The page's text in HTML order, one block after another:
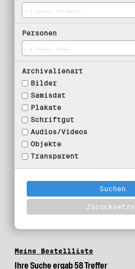
Personen
Archivalienart
Bilder
Samisdat
Plakate
Schriftgut
Audios/Videos
Objekte
Transparent
Meine Bestellliste
Ihre Suche ergab 58 Treffer